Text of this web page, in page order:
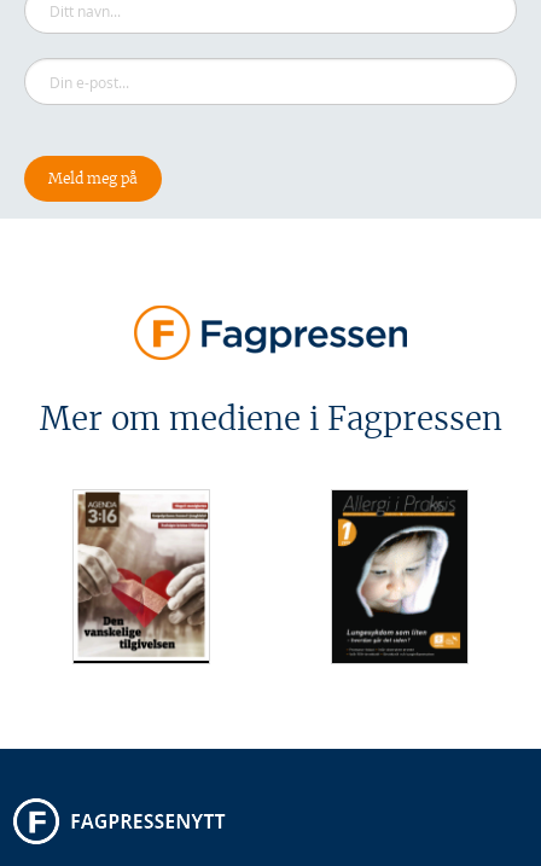
Mer om mediene i Fagpressen